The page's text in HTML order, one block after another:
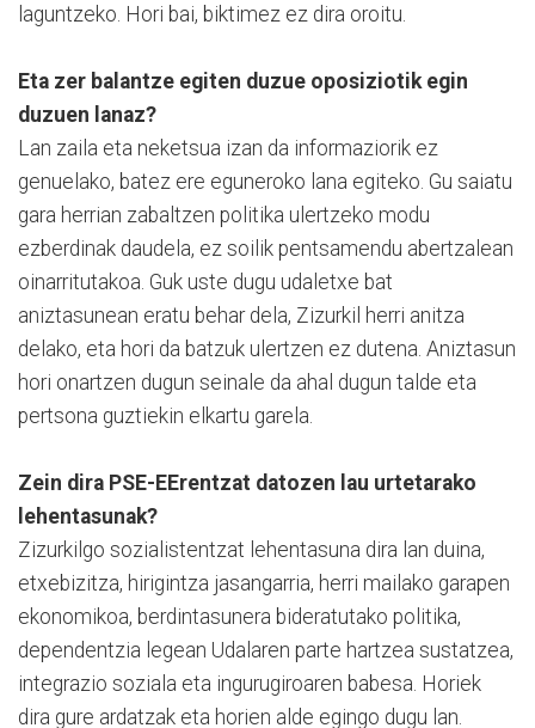
laguntzeko. Hori bai, biktimez ez dira oroitu.
Eta zer balantze egiten duzue oposiziotik egin
duzuen lanaz?
Lan zaila eta neketsua izan da informaziorik ez
genuelako, batez ere eguneroko lana egiteko. Gu saiatu
gara herrian zabaltzen politika ulertzeko modu
ezberdinak daudela, ez soilik pentsamendu abertzalean
oinarritutakoa. Guk uste dugu udaletxe bat
aniztasunean eratu behar dela, Zizurkil herri anitza
delako, eta hori da batzuk ulertzen ez dutena. Aniztasun
hori onartzen dugun seinale da ahal dugun talde eta
pertsona guztiekin elkartu garela.
Zein dira PSE-EErentzat datozen lau urtetarako
lehentasunak?
Zizurkilgo sozialistentzat lehentasuna dira lan duina,
etxebizitza, hirigintza jasangarria, herri mailako garapen
ekonomikoa, berdintasunera bideratutako politika,
dependentzia legean Udalaren parte hartzea sustatzea,
integrazio soziala eta ingurugiroaren babesa. Horiek
dira gure ardatzak eta horien alde egingo dugu lan.